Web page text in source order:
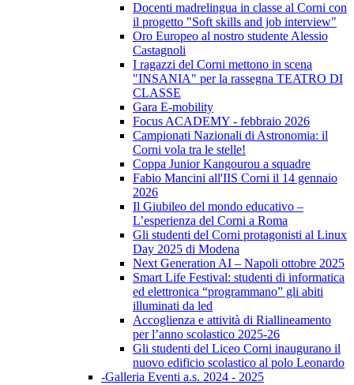
Docenti madrelingua in classe al Corni con
il progetto "Soft skills and job interview"
Oro Europeo al nostro studente Alessio
Castagnoli
I ragazzi del Corni mettono in scena
"INSANIA" per la rassegna TEATRO DI
CLASSE
Gara E-mobility
Focus ACADEMY - febbraio 2026
Campionati Nazionali di Astronomia: il
Corni vola tra le stelle!
Coppa Junior Kangourou a squadre
Fabio Mancini all'IIS Corni il 14 gennaio
2026
Il Giubileo del mondo educativo –
L’esperienza del Corni a Roma
Gli studenti del Corni protagonisti al Linux
Day 2025 di Modena
Next Generation AI – Napoli ottobre 2025
Smart Life Festival: studenti di informatica
ed elettronica “programmano” gli abiti
illuminati da led
Accoglienza e attività di Riallineamento
per l’anno scolastico 2025-26
Gli studenti del Liceo Corni inaugurano il
nuovo edificio scolastico al polo Leonardo
-Galleria Eventi a.s. 2024 - 2025